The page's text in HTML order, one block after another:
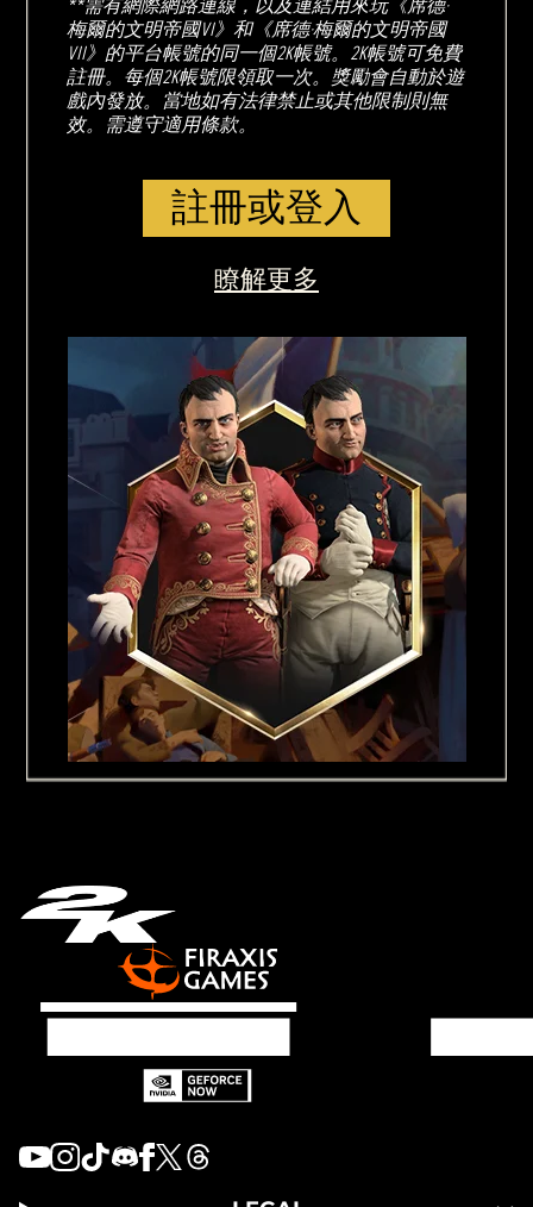
梅爾的文明帝國VI》和《席德·梅爾的文明帝國
VII》的平台帳號的同一個2K帳號。2K帳號可免費
註冊。每個2K帳號限領取一次。獎勵會自動於遊
戲內發放。當地如有法律禁止或其他限制則無
效。需遵守適用條款。
註冊或登入
瞭解更多